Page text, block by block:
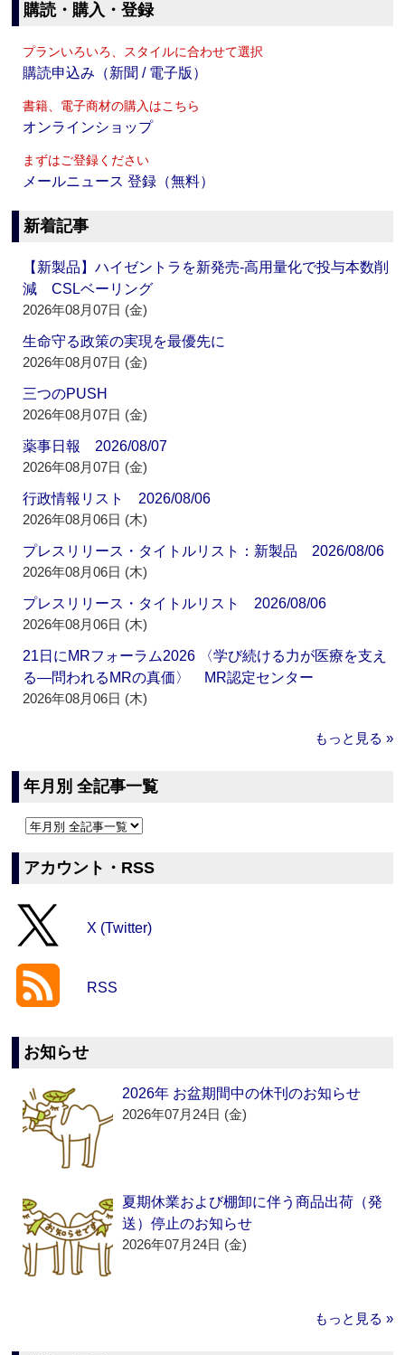
購読・購入・登録
プランいろいろ、スタイルに合わせて選択
購読申込み（新聞 / 電子版）
書籍、電子商材の購入はこちら
オンラインショップ
まずはご登録ください
メールニュース 登録（無料）
新着記事
【新製品】ハイゼントラを新発売‐高用量化で投与本数削
減 CSLベーリング
2026年08月07日 (金)
生命守る政策の実現を最優先に
2026年08月07日 (金)
三つのPUSH
2026年08月07日 (金)
薬事日報 2026/08/07
2026年08月07日 (金)
行政情報リスト 2026/08/06
2026年08月06日 (木)
プレスリリース・タイトルリスト：新製品 2026/08/06
2026年08月06日 (木)
プレスリリース・タイトルリスト 2026/08/06
2026年08月06日 (木)
21日にMRフォーラム2026 〈学び続ける力が医療を支え
る―問われるMRの真価〉 MR認定センター
2026年08月06日 (木)
もっと見る »
年月別 全記事一覧
アカウント・RSS
X (Twitter)
RSS
お知らせ
2026年 お盆期間中の休刊のお知らせ
2026年07月24日 (金)
夏期休業および棚卸に伴う商品出荷（発
送）停止のお知らせ
2026年07月24日 (金)
もっと見る »